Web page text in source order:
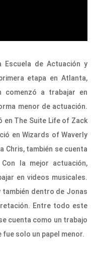
de Actuación y
etapa en Atlanta,
comenzó a trabajar en
menor de actuación.
en The Suite Life of Zack
en Wizards of Waverly
Chris, también se cuenta
la mejor actuación,
en videos musicales.
también dentro de Jonas
Entre todo este
cuenta como un trabajo
solo un papel menor.